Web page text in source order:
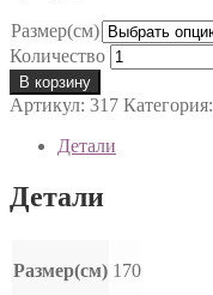
Размер(см)
Количество
В корзину
Артикул: 317 Категория:
Детали
Детали
Размер(см) 170